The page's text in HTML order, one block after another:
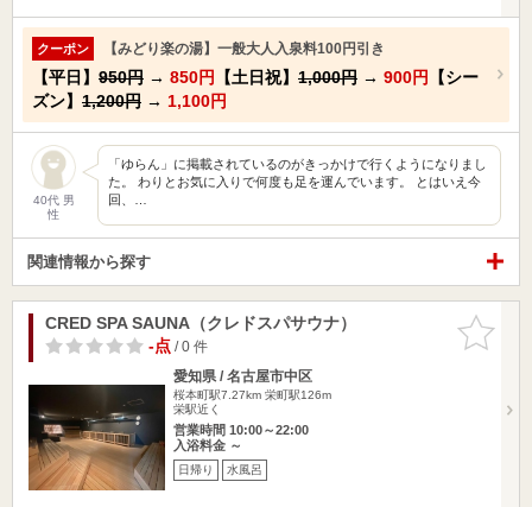
クーポン 【みどり楽の湯】一般大人入泉料100円引き
【平日】 950円 → 850円 【土日祝】 1,000円 → 900円
【シー
ズン】 1,200円 → 1,100円
40代 男
性
「ゆらん」に掲載されているのがきっかけで行くようになりまし
た。 わりとお気に入りで何度も足を運んでいます。 とはいえ今
回、…
関連情報から探す
お気に入
りに追加
CRED SPA SAUNA（クレドスパサウナ）
-点/ 0 件
愛知県 / 名古屋市中区
桜本町駅7.27km 栄町駅126m
栄駅近く
営業時間 10:00～22:00
入浴料金 ～
日帰り 水風呂